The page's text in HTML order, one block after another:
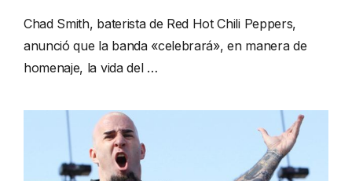
Chad Smith, baterista de Red Hot Chili Peppers,
anunció que la banda «celebrará», en manera de
homenaje, la vida del …